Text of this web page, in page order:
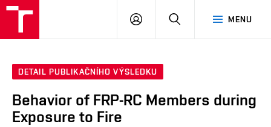
MENU
PŘIHLÁSIT
DETAIL PUBLIKAČNÍHO VÝSLEDKU
Behavior of FRP-RC Members during
Exposure to Fire